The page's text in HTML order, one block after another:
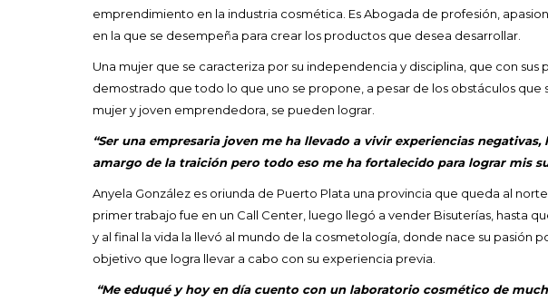
emprendimiento en la industria cosmética. Es Abogada de profesión,
en la que se desempeña para crear los productos que desea desarrollar.
Una mujer que se caracteriza por su independencia y disciplina, que con
demostrado que todo lo que uno se propone, a pesar de los obstáculos que
mujer y joven emprendedora, se pueden lograr.
“Ser una empresaria joven me ha llevado a vivir experiencias
amargo de la traición pero todo eso me ha fortalecido para lograr mis
Anyela González es oriunda de Puerto Plata una provincia que queda al
primer trabajo fue en un Call Center, luego llegó a vender Bisuterías, hasta
y al final la vida la llevó al mundo de la cosmetología, donde nace su pasión
objetivo que logra llevar a cabo con su experiencia previa.
“Me eduqué y hoy en día cuento con un laboratorio cosmético de